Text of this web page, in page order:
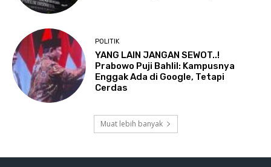
POLITIK
YANG LAIN JANGAN SEWOT..!
Prabowo Puji Bahlil: Kampusnya
Enggak Ada di Google, Tetapi
Cerdas
Muat lebih banyak